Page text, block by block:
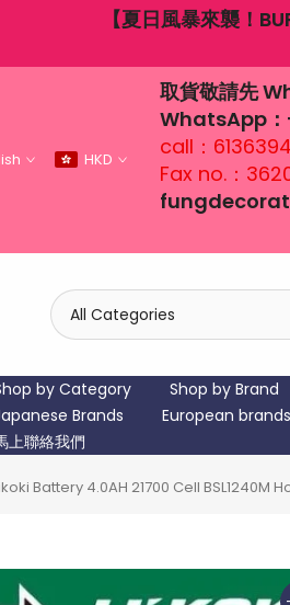
HKD
取貨敬請先
WhatsApp
call：
Fax no.：
by Category Shop by Brand
Brands
European brands
上聯絡我們
Battery 4.0AH 21700 Cell BSL1240M